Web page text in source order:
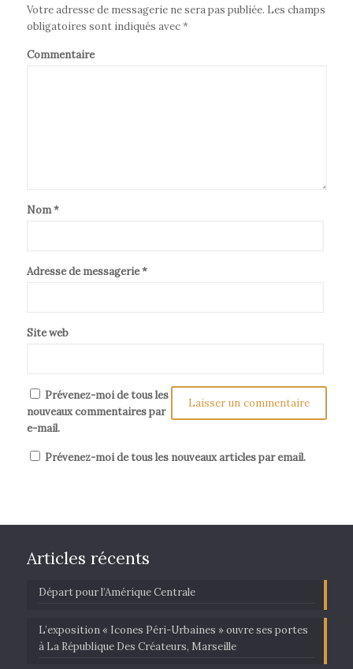
Votre adresse de messagerie ne sera pas publiée. Les champs
obligatoires sont indiqués avec*
Commentaire
Nom*
Adresse de messagerie*
Site web
Prévenez-moi de tous les
nouveaux commentaires par
e-mail.
Prévenez-moi de tous les nouveaux articles par email.
Articles récents
Départ pour l’Amérique Centrale
L’exposition « Icones Péri-Urbaines » ouvre ses portes
à La République Des Créateurs, Marseille